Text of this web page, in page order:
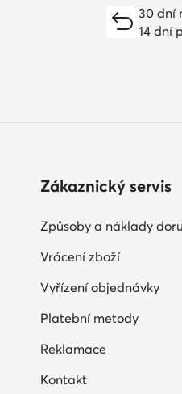
30 dní
14 dní
Zákaznický servis
Způsoby a náklady
Vrácení zboží
Vyřízení objednávky
Platební metody
Reklamace
Kontakt